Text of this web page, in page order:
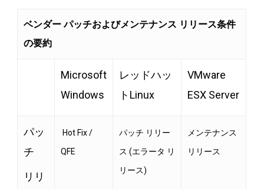
ベンダー パッチおよびメンテナンス リリース条件
の要約
Microsoft
Windows
レッドハッ
トLinux
VMware
ESX Server
パッ
チ
リリ
Hot Fix /
QFE
パッチ リリー
ス (エラータ リ
リース)
メンテナンス
リリース